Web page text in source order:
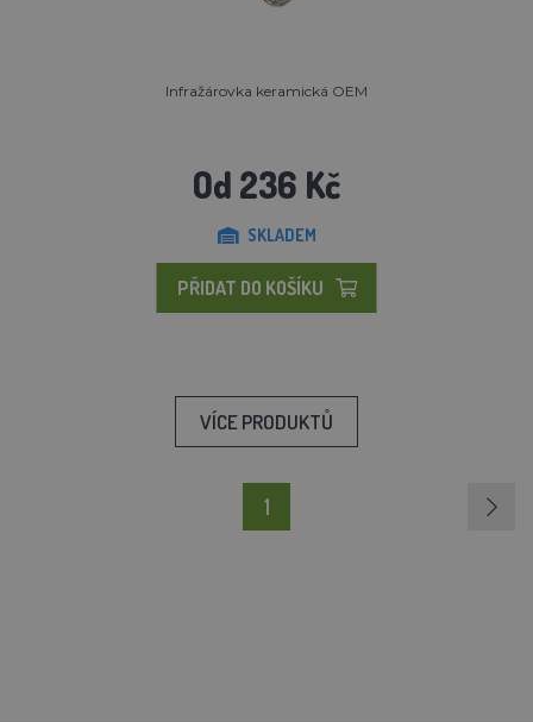
Infražárovka keramická OEM
Od 236 Kč
SKLADEM
PŘIDAT DO KOŠÍKU
VÍCE PRODUKTŮ
1